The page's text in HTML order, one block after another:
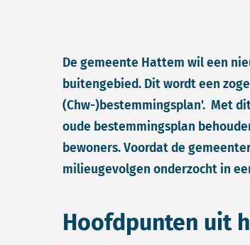
De gemeente Hattem wil een
buitengebied. Dit wordt een
(Chw-)bestemmingsplan'. Met
oude bestemmingsplan
bewoners. Voordat de
milieugevolgen onderzocht in
Hoofdpunten uit